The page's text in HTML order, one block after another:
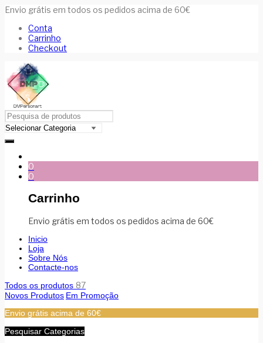
Envio grátis em todos os pedidos acima de 60€
Conta
Carrinho
Checkout
0
0
Carrinho
Envio grátis em todos os pedidos acima de 60€
Inicio
Loja
Sobre Nós
Contacte-nos
Todos os produtos 87
Novos Produtos Em Promoção
Envio grátis acima de 60€
Pesquisar Categorias